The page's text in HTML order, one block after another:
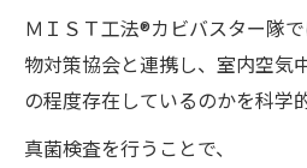
ＭＩＳＴ工法®カビバスター隊
物対策協会と連携し、室内空気
の程度存在しているのかを科学
真菌検査を行うことで、